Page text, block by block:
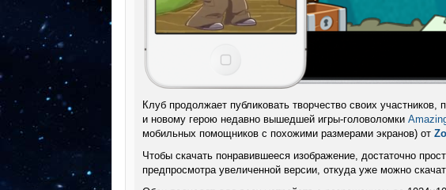
Клуб продолжает публиковать творчество своих участников,
и новому герою недавно вышедшей игры-головоломки
мобильных помощников с похожими размерами экранов) от
Чтобы скачать понравившееся изображение, достаточно
предпросмотра увеличенной версии, откуда уже можно